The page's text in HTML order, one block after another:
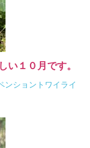
い１０月です。
ンショントワイライ